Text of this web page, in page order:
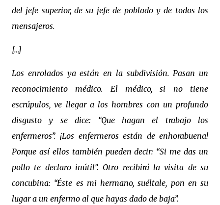
del jefe superior, de su jefe de poblado y de todos los
mensajeros.
[…]
Los enrolados ya están en la subdivisión. Pasan un
reconocimiento médico. El médico, si no tiene
escrúpulos, ve llegar a los hombres con un profundo
disgusto y se dice: “Que hagan el trabajo los
enfermeros”. ¡Los enfermeros están de enhorabuena!
Porque así ellos también pueden decir: “Si me das un
pollo te declaro inútil”. Otro recibirá la visita de su
concubina: “Éste es mi hermano, suéltale, pon en su
lugar a un enfermo al que hayas dado de baja”.